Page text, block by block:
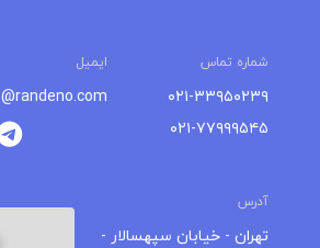
شماره تماس ایمیل
۰۲۱-۳۳۹۵۰۲۳۹
۰۲۱-۷۷۹۹۹۵۴۵
آدرس
تهران - خیابان سپهسالار -